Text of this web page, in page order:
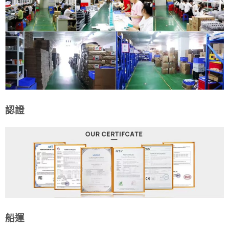
認證
船運